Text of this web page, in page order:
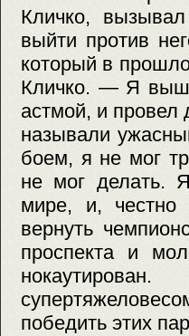
Кличко,
выйти против
который в
Кличко. — Я
астмой, и провел
называли
боем, я не мог
не мог делать.
мире, и, честно
вернуть
проспекта и
победить этих